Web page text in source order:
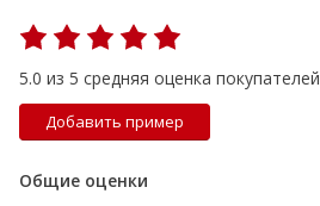
5.0 из 5 средняя оценка покупателей
Добавить пример
Общие оценки